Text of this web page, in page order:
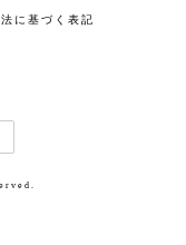
に基づく表記